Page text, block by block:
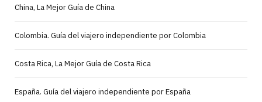
China, La Mejor Guía de China
Colombia. Guía del viajero independiente por Colombia
Costa Rica, La Mejor Guía de Costa Rica
España. Guía del viajero independiente por España